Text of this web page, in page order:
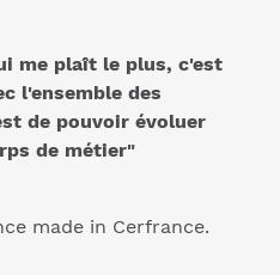
me plaît le plus, c'est
l'ensemble des
de pouvoir évoluer
de métier"
made in Cerfrance.